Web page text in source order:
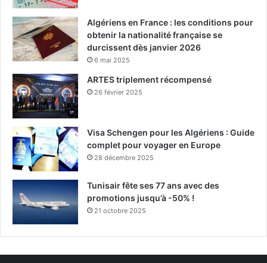
Algériens en France : les conditions pour
obtenir la nationalité française se
durcissent dès janvier 2026
6 mai 2025
ARTES triplement récompensé
26 février 2025
Visa Schengen pour les Algériens : Guide
complet pour voyager en Europe
28 décembre 2025
Tunisair fête ses 77 ans avec des
promotions jusqu’à -50% !
21 octobre 2025